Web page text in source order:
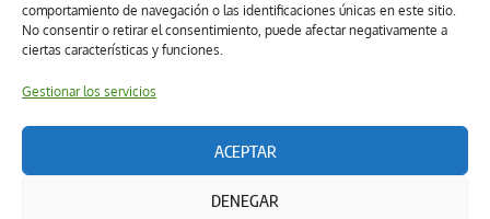
comportamiento de navegación o las identificaciones únicas en este sitio.
No consentir o retirar el consentimiento, puede afectar negativamente a
ciertas características y funciones.
Gestionar los servicios
ACEPTAR
DENEGAR
Términos y condiciones
Política de privacidad
Directorio